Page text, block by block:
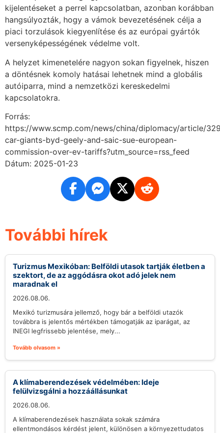
kijelentéseket a perrel kapcsolatban, azonban korábban
hangsúlyozták, hogy a vámok bevezetésének célja a
piaci torzulások kiegyenlítése és az európai gyártók
versenyképességének védelme volt.
A helyzet kimenetelére nagyon sokan figyelnek, hiszen
a döntésnek komoly hatásai lehetnek mind a globális
autóiparra, mind a nemzetközi kereskedelmi
kapcsolatokra.
Forrás:
https://www.scmp.com/news/china/diplomacy/article/
car-giants-byd-geely-and-saic-sue-european-
commission-over-ev-tariffs?utm_source=rss_feed
Dátum: 2025-01-23
További hírek
Turizmus Mexikóban: Belföldi utasok tartják életben a
szektort, de az aggódásra okot adó jelek nem
maradnak el
2026.08.06.
Mexikó turizmusára jellemző, hogy bár a belföldi utazók
továbbra is jelentős mértékben támogatják az iparágat, az
INEGI legfrissebb jelentése, mely...
Tovább olvasom »
A klímaberendezések védelmében: Ideje
felülvizsgálni a hozzáállásunkat
2026.08.06.
A klímaberendezések használata sokak számára
ellentmondásos kérdést jelent, különösen a környezettudatos